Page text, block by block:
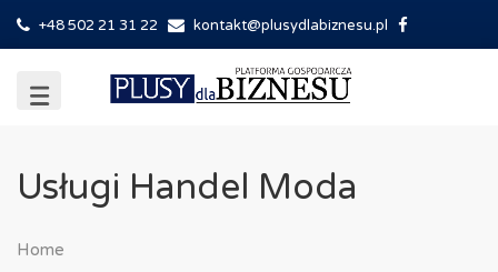
+48 502 21 31 22 kontakt@plusydlabiznesu.pl
Usługi Handel Moda
Home